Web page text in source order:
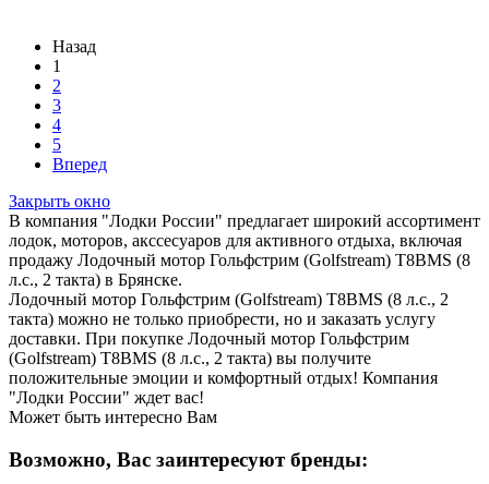
Назад
1
2
3
4
5
Вперед
Закрыть окно
В компания "Лодки России" предлагает широкий ассортимент
лодок, моторов, акссесуаров для активного отдыха, включая
продажу Лодочный мотор Гольфстрим (Golfstream) Т8ВМS (8
л.с., 2 такта) в Брянске.
Лодочный мотор Гольфстрим (Golfstream) Т8ВМS (8 л.с., 2
такта) можно не только приобрести, но и заказать услугу
доставки. При покупке Лодочный мотор Гольфстрим
(Golfstream) Т8ВМS (8 л.с., 2 такта) вы получите
положительные эмоции и комфортный отдых! Компания
"Лодки России" ждет вас!
Может быть интересно Вам
Возможно, Вас заинтересуют бренды: